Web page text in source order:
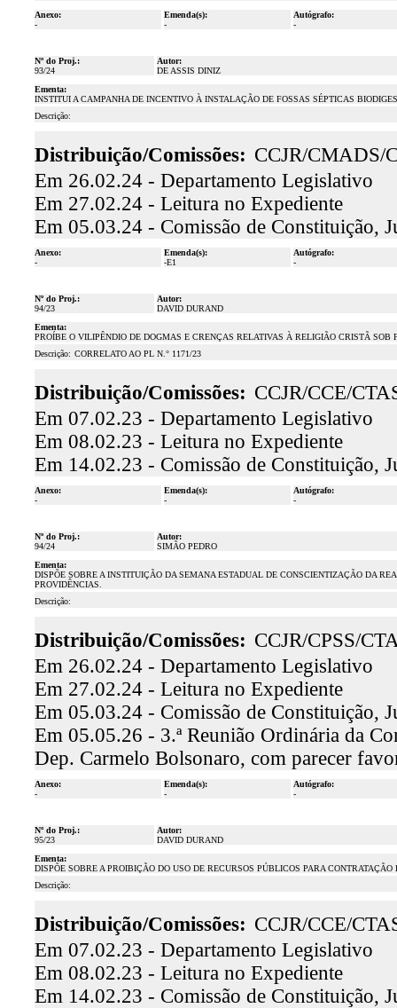
Anexo:
-
Emenda(s):
-
Autógrafo:
-
Nº do Proj.:
93/24
Autor:
DE ASSIS DINIZ
Ementa:
INSTITUI A CAMPANHA DE INCENTIVO À INSTALAÇÃO DE FOSSAS SÉPTICAS
Descrição:
Distribuição/Comissões: CCJR/CMADS/
Em 26.02.24 - Departamento Legislativo
Em 27.02.24 - Leitura no Expediente
Em 05.03.24 - Comissão de Constituição,
Anexo:
-
Emenda(s):
-E1
Autógrafo:
-
Nº do Proj.:
94/23
Autor:
DAVID DURAND
Ementa:
PROÍBE O VILIPÊNDIO DE DOGMAS E CRENÇAS RELATIVAS À RELIGIÃO CRISTÃ
Descrição: CORRELATO AO PL N.° 1171/23
Distribuição/Comissões: CCJR/CCE/
Em 07.02.23 - Departamento Legislativo
Em 08.02.23 - Leitura no Expediente
Em 14.02.23 - Comissão de Constituição,
Anexo:
-
Emenda(s):
-
Autógrafo:
-
Nº do Proj.:
94/24
Autor:
SIMÃO PEDRO
Ementa:
DISPÕE SOBRE A INSTITUIÇÃO DA SEMANA ESTADUAL DE CONSCIENTIZAÇÃO DA
PROVIDÊNCIAS.
Descrição:
Distribuição/Comissões: CCJR/CPSS/
Em 26.02.24 - Departamento Legislativo
Em 27.02.24 - Leitura no Expediente
Em 05.03.24 - Comissão de Constituição,
Em 05.05.26 - 3.ª Reunião Ordinária da
Dep. Carmelo Bolsonaro, com parecer
Anexo:
-
Emenda(s):
-
Autógrafo:
-
Nº do Proj.:
95/23
Autor:
DAVID DURAND
Ementa:
DISPÕE SOBRE A PROIBIÇÃO DO USO DE RECURSOS PÚBLICOS PARA
Descrição:
Distribuição/Comissões: CCJR/CCE/
Em 07.02.23 - Departamento Legislativo
Em 08.02.23 - Leitura no Expediente
Em 14.02.23 - Comissão de Constituição,